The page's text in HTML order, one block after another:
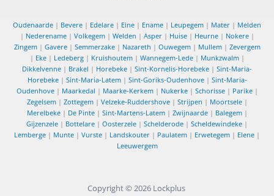
Oudenaarde | Bevere | Edelare | Eine | Ename | Leupegem | Mater | Melden
| Nederename| Volkegem| Welden | Asper| Huise| Heurne| Nokere|
Zingem| Gavere| Semmerzake| Nazareth | Ouwegem| Mullem| Zevergem
| Eke| Ledeberg| Kruishoutem| Wannegem-Lede| Munkzwalm|
Dikkelvenne | Brakel | Horebeke | Sint-Kornelis-Horebeke | Sint-Maria-
Horebeke| Sint-Maria-Latem| Sint-Goriks-Oudenhove| Sint-Maria-
Oudenhove| Maarkedal | Maarke-Kerkem| Nukerke| Schorisse| Parike|
Zegelsem| Zottegem| Velzeke-Ruddershove| Strijpen | Moortsele|
Merelbeke| De Pinte| Sint-Martens-Latem| Zwijnaarde| Balegem|
Gijzenzele | Bottelare | Oosterzele | Schelderode | Scheldewindeke |
Lemberge | Munte | Vurste | Landskouter | Paulatem | Erwetegem | Elene |
Leeuwergem
Copyright © 2026 Lockplus